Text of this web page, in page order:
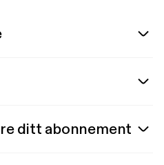
ditt abonnement